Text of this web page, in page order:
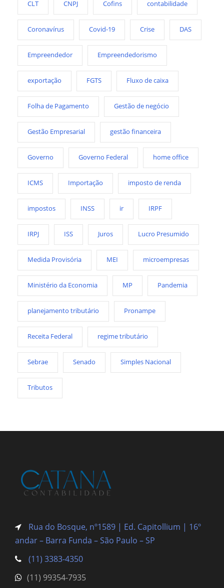
CLT CNPJ Cofins contabilidade
Coronavírus Covid-19 Crise DAS
Empreendedor Empreendedorismo
exportação FGTS Fluxo de caixa
Folha de Pagamento Gestão de negócio
Gestão Empresarial gestão financeira
Governo Governo Federal home office
ICMS Importação imposto de renda
impostos INSS ir IRPF
IRPJ ISS Juros Lucro Presumido
Medida Provisória MEI microempresas
Ministério da Economia MP Pandemia
planejamento tributário Pronampe
Receita Federal regime tributário
Sebrae Senado Simples Nacional
Tributos
Rua do Bosque, nº1589 | Ed. Capitollium | 16º
andar – Barra Funda – São Paulo – SP
(11) 3383-4350
(11) 99354-7935